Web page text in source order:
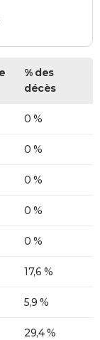
% des
décès
0 %
0 %
0 %
0 %
0 %
17,6 %
5,9 %
29,4 %